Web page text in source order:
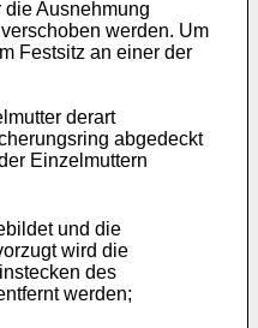
Ausnehmung
werden. Um
Festsitz an einer der
derart
abgedeckt
Einzelmuttern
und die
wird die
des
werden;